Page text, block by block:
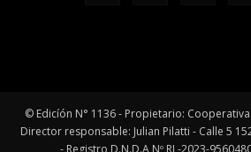
© Edicíón N° 1136 - Propietario:
Director responsable: Julian Pilatti - Calle 5
- Registro D.N.D.A Nº RL-2023-